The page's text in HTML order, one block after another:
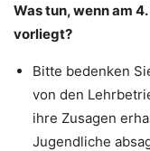
Was tun, wenn am
vorliegt?
Bitte bedenken
von den
ihre Zusagen
Jugendliche